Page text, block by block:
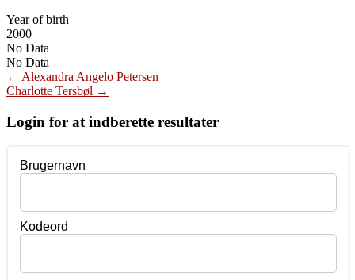
Year of birth
2000
No Data
No Data
Post
navigation
← Alexandra Angelo Petersen
Charlotte Tersbøl →
Login for at indberette resultater
Brugernavn
Kodeord